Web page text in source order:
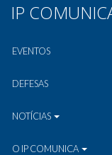
IP
EVENTOS
DEFESAS
NOTÍCIAS
O IP COMUNICA